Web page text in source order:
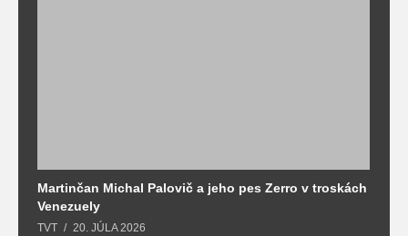
Martinčan Michal Palovič a jeho pes Zerro v troskách
Venezuely
TVT 20. JÚLA 2026